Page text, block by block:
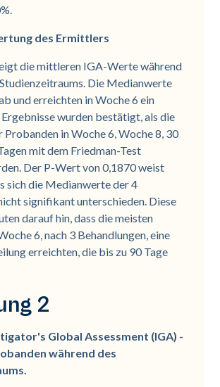
des Ermittlers
die mittleren IGA-Werte während
Die Medianwerte
und erreichten in Woche 6 ein
Ergebnisse wurden bestätigt, als die
Probanden in Woche 6, Woche 8, 30
mit dem Friedman-Test
Der P-Wert von 0,1870 weist
sich die Medianwerte der 4
signifikant unterschieden. Diese
darauf hin, dass die meisten
6, nach 3 Behandlungen, eine
erreichten, die bis zu 90 Tage
2
Global Assessment (IGA) -
während des